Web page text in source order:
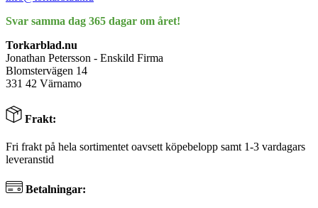
Svar samma dag 365 dagar om året!
Torkarblad.nu
Jonathan Petersson - Enskild Firma
Blomstervägen 14
331 42 Värnamo
Frakt:
Fri frakt på hela sortimentet oavsett köpebelopp samt 1-3 vardagars
leveranstid
Betalningar: